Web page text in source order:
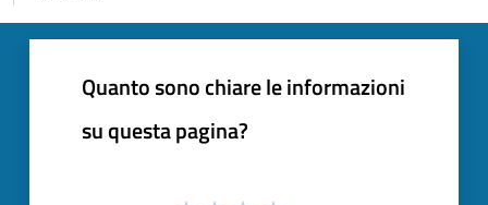
Quanto sono chiare le informazioni
su questa pagina?